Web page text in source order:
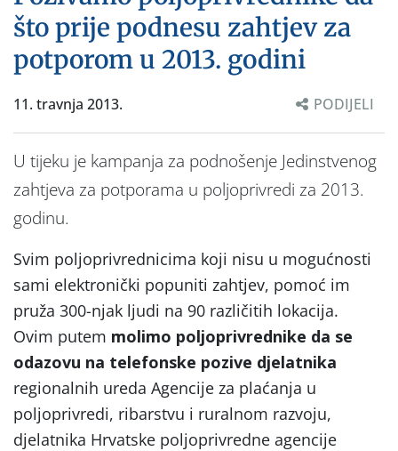
što prije podnesu zahtjev za
potporom u 2013. godini
11. travnja 2013. PODIJELI
U tijeku je kampanja za podnošenje Jedinstvenog
zahtjeva za potporama u poljoprivredi za 2013.
godinu.
Svim poljoprivrednicima koji nisu u mogućnosti
sami elektronički popuniti zahtjev, pomoć im
pruža 300-njak ljudi na 90 različitih lokacija.
Ovim putem molimo poljoprivrednike da se
odazovu na telefonske pozive djelatnika
regionalnih ureda Agencije za plaćanja u
poljoprivredi, ribarstvu i ruralnom razvoju,
djelatnika Hrvatske poljoprivredne agencije